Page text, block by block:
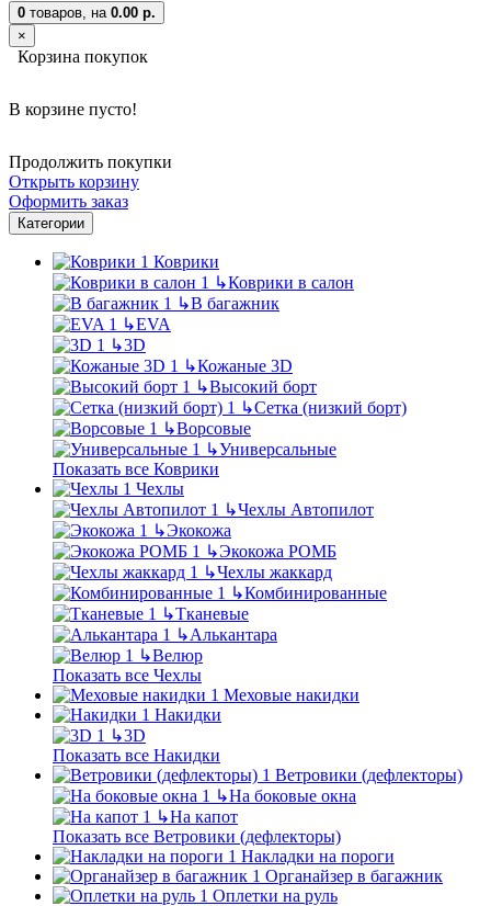
0 товаров, на 0.00 р.
×
Корзина покупок
В корзине пусто!
Продолжить покупки
Открыть корзину
Оформить заказ
Категории
Коврики
↳Коврики в салон
↳В багажник
↳EVA
↳3D
↳Кожаные 3D
↳Высокий борт
↳Сетка (низкий борт)
↳Ворсовые
↳Универсальные
Показать все Коврики
Чехлы
↳Чехлы Автопилот
↳Экокожа
↳Экокожа РОМБ
↳Чехлы жаккард
↳Комбинированные
↳Тканевые
↳Алькантара
↳Велюр
Показать все Чехлы
Меховые накидки
Накидки
↳3D
Показать все Накидки
Ветровики (дефлекторы)
↳На боковые окна
↳На капот
Показать все Ветровики (дефлекторы)
Накладки на пороги
Органайзер в багажник
Оплетки на руль